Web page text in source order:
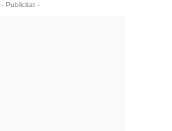
- Publicitat -